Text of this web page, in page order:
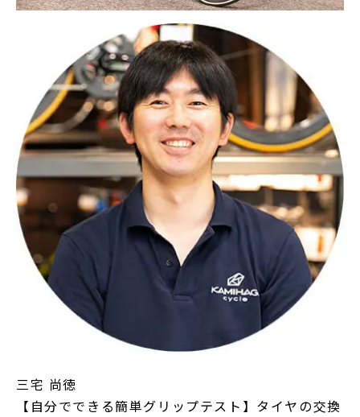
三宅 尚徳
【自分でできる簡単グリップテスト】タイヤの交換